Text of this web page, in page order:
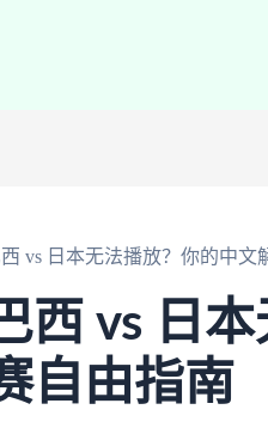
vs 日本无法播放？你的中文
西 vs 日本
自由指南